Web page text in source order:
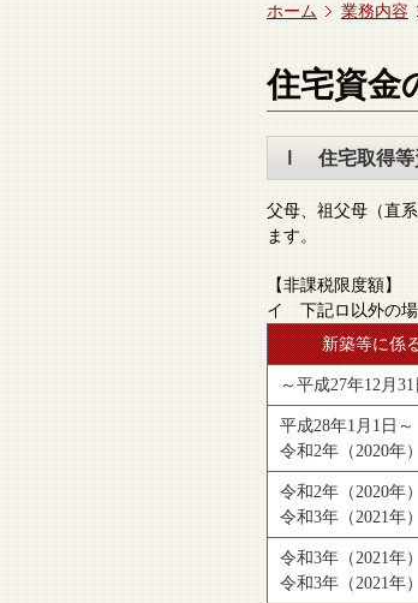
ホーム 業務内容
住宅資金
Ⅰ 住宅取得等
父母、祖父母（直
ます。
【非課税限度額】
イ 下記ロ以外の
新築等に係
～平成27年12月31
平成28年1月1日～
令和2年（2020年
令和2年（2020年
令和3年（2021年
令和3年（2021年
令和3年（2021年